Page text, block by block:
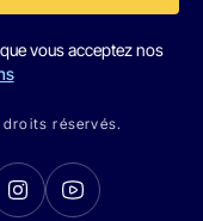
vous acceptez nos
réservés.